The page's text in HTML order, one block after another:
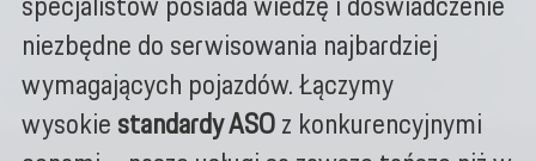
niezbędne do serwisowania najbardziej
wymagających pojazdów. Łączymy
wysokie standardy ASOz konkurencyjnymi